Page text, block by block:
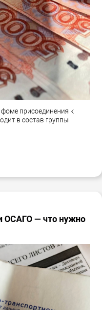
присоединения к
в состав группы
ОСАГО — что нужно